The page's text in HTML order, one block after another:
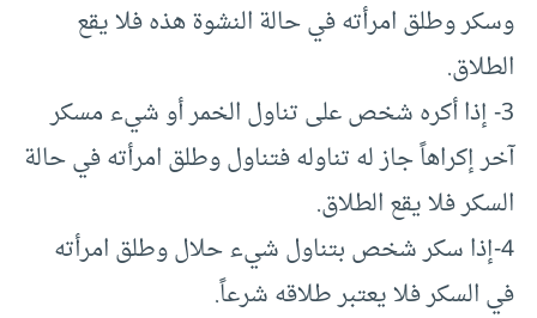
وسكر وطلق امرأته في حالة النشوة هذه فلا يقع
الطلاق.
3- إذا أكره شخص على تناول الخمر أو شيء مسكر
آخر إكراهاً جاز له تناوله فتناول وطلق امرأته في حالة
السكر فلا يقع الطلاق.
4-إذا سكر شخص بتناول شيء حلال وطلق امرأته
في السكر فلا يعتبر طلاقه شرعاً.